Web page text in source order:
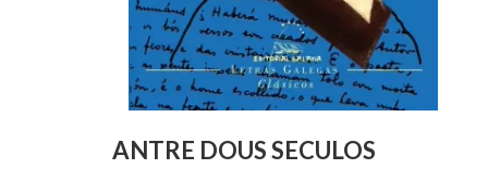
ANTRE DOUS SECULOS